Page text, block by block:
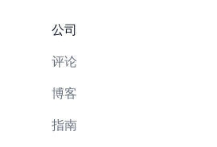
公司
评论
博客
指南